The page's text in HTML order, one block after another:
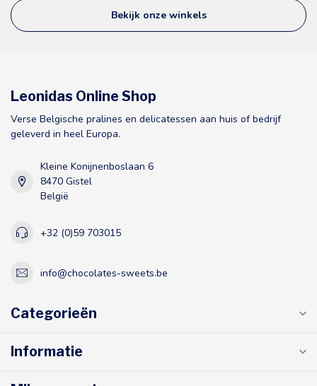
Bekijk onze winkels
Leonidas Online Shop
Verse Belgische pralines en delicatessen aan huis of bedrijf
geleverd in heel Europa.
Kleine Konijnenboslaan 6
8470 Gistel
België
+32 (0)59 703015
info@chocolates-sweets.be
Categorieën
Informatie